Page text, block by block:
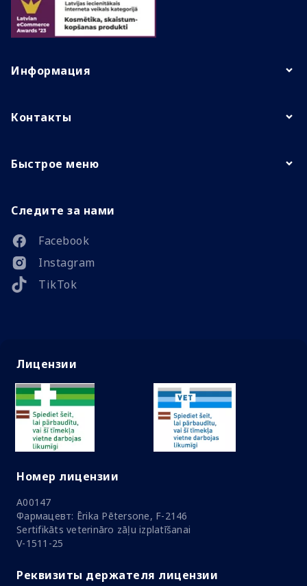
Информация
Контакты
Быстрое меню
Следите за нами
Facebook
Instagram
TikTok
Лицензии
Номер лицензии
A00147
Фармацевт: Ērika Pētersone, F-2146
Sertifikāts veterināro zāļu izplatīšanai
V-1511-25
Реквизиты держателя лицензии